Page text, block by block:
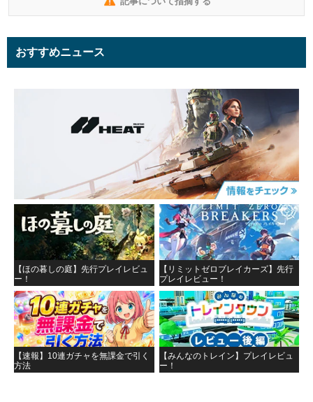
おすすめニュース
【ほの暮しの庭】先行プレイレビュ
ー！
【リミットゼロブレイカーズ】先行
プレイレビュー！
【速報】10連ガチャを無課金で引く
方法
【みんなのトレイン】プレイレビュ
ー！